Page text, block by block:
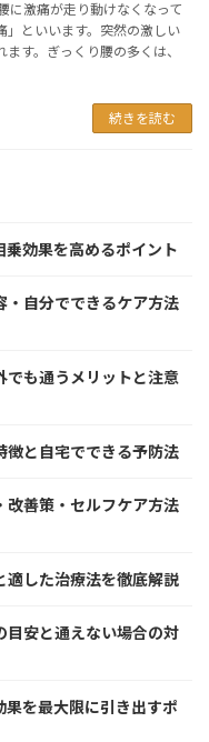
に激痛が走り動けなくなって
」といいます。突然の激しい
す。ぎっくり腰の多くは、
続きを読む
効果を高めるポイント
・自分でできるケア方法
でも通うメリットと注意
徴と自宅でできる予防法
改善策・セルフケア方法
適した治療法を徹底解説
目安と通えない場合の対
を最大限に引き出すポ